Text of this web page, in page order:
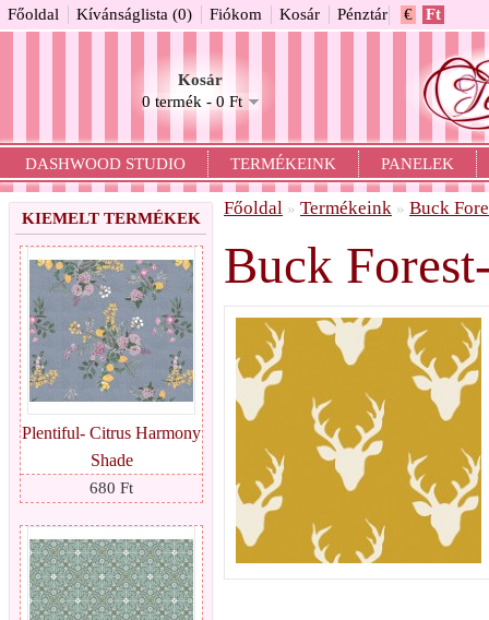
€ Ft
Kosár
0 termék - 0 Ft
Főoldal Kívánságlista (0) Fiókom Kosár Pénztár
DASHWOOD STUDIO TERMÉKEINK PANELEK
KIEMELT TERMÉKEK
Plentiful- Citrus Harmony
Shade
680 Ft
Főoldal » Termékeink » Buck
Buck